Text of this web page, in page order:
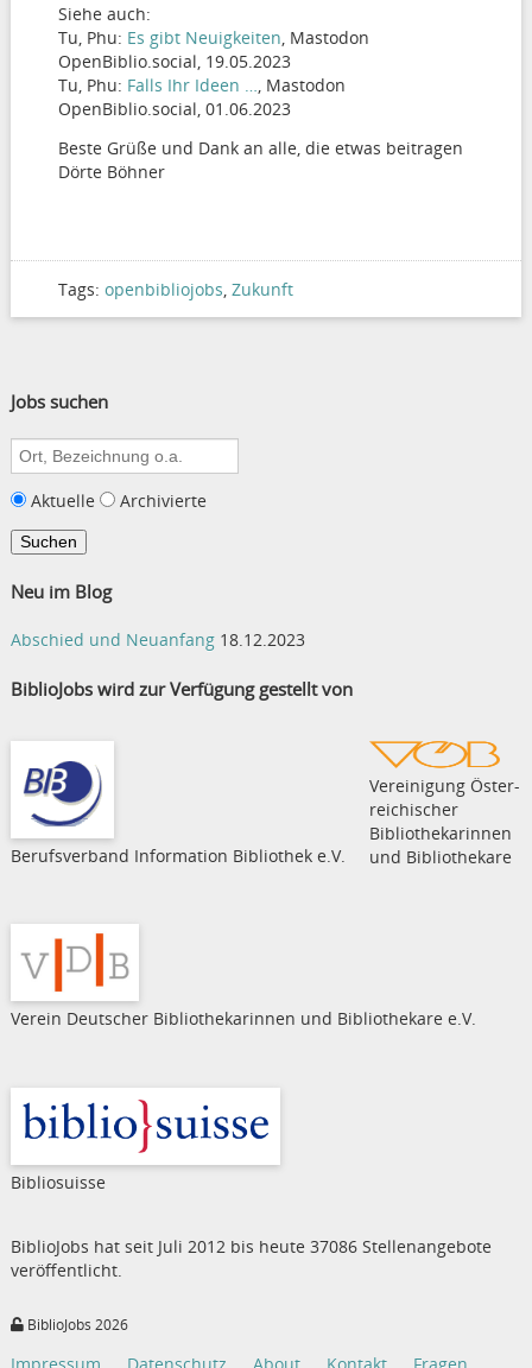
Siehe auch:
Tu, Phu: Es gibt Neuigkeiten , Mastodon
OpenBiblio.social, 19.05.2023
Tu, Phu: Falls Ihr Ideen …
, Mastodon
OpenBiblio.social, 01.06.2023
Beste Grüße und Dank an alle, die etwas beitragen
Dörte Böhner
Tags: openbibliojobs Zukunft
Jobs suchen
Suche
nach:
Aktuelle
Archivierte
Neu im Blog
Abschied und Neuanfang 18.12.2023
BiblioJobs wird zur Verfügung gestellt von
Berufsverband Information Bibliothek e.V.
Verein Deutscher Bibliothekarinnen und Bibliothekare e.V.
Vereinigung Öster­
rei­chi­scher
Bibliothekarinnen
und Bibliothekare
Bibliosuisse
BiblioJobs hat seit Juli 2012 bis heute 37086 Stellenangebote
veröffentlicht.
BiblioJobs 2026